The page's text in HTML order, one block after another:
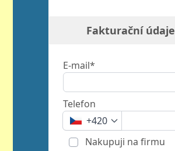
Fakturační údaje
E-mail*
Telefon
+420
Nakupuji na firmu